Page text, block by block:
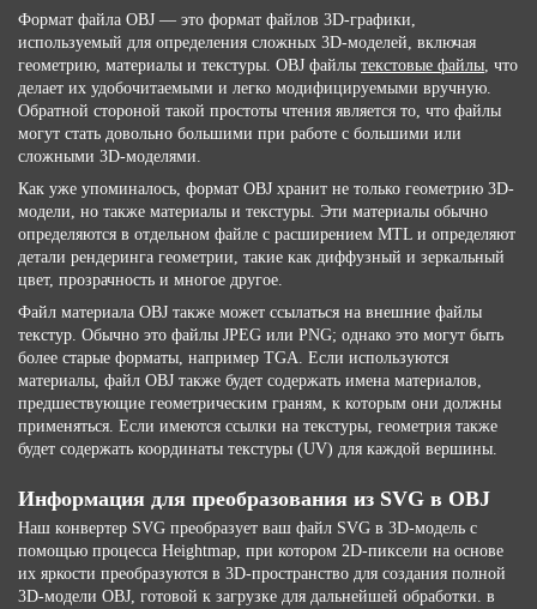
Формат файла OBJ — это формат файлов 3D-графики,
используемый для определения сложных 3D-моделей, включая
геометрию, материалы и текстуры. OBJ файлы текстовые файлы, что
делает их удобочитаемыми и легко модифицируемыми вручную.
Обратной стороной такой простоты чтения является то, что файлы
могут стать довольно большими при работе с большими или
сложными 3D-моделями.
Как уже упоминалось, формат OBJ хранит не только геометрию 3D-
модели, но также материалы и текстуры. Эти материалы обычно
определяются в отдельном файле с расширением MTL и определяют
детали рендеринга геометрии, такие как диффузный и зеркальный
цвет, прозрачность и многое другое.
Файл материала OBJ также может ссылаться на внешние файлы
текстур. Обычно это файлы JPEG или PNG; однако это могут быть
более старые форматы, например TGA. Если используются
материалы, файл OBJ также будет содержать имена материалов,
предшествующие геометрическим граням, к которым они должны
применяться. Если имеются ссылки на текстуры, геометрия также
будет содержать координаты текстуры (UV) для каждой вершины.
Информация для преобразования из SVG в OBJ
Наш конвертер SVG преобразует ваш файл SVG в 3D-модель с
помощью процесса Heightmap, при котором 2D-пиксели на основе
их яркости преобразуются в 3D-пространство для создания полной
3D-модели OBJ, готовой к загрузке для дальнейшей обработки. в